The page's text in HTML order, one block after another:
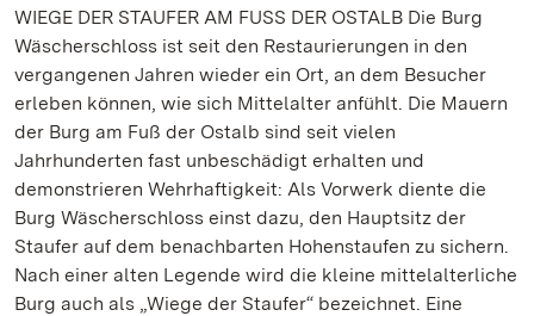
WIEGE DER STAUFER AM FUSS DER OSTALB Die Burg
Wäscherschloss ist seit den Restaurierungen in den
vergangenen Jahren wieder ein Ort, an dem Besucher
erleben können, wie sich Mittelalter anfühlt. Die Mauern
der Burg am Fuß der Ostalb sind seit vielen
Jahrhunderten fast unbeschädigt erhalten und
demonstrieren Wehrhaftigkeit: Als Vorwerk diente die
Burg Wäscherschloss einst dazu, den Hauptsitz der
Staufer auf dem benachbarten Hohenstaufen zu sichern.
Nach einer alten Legende wird die kleine mittelalterliche
Burg auch als „Wiege der Staufer“ bezeichnet. Eine